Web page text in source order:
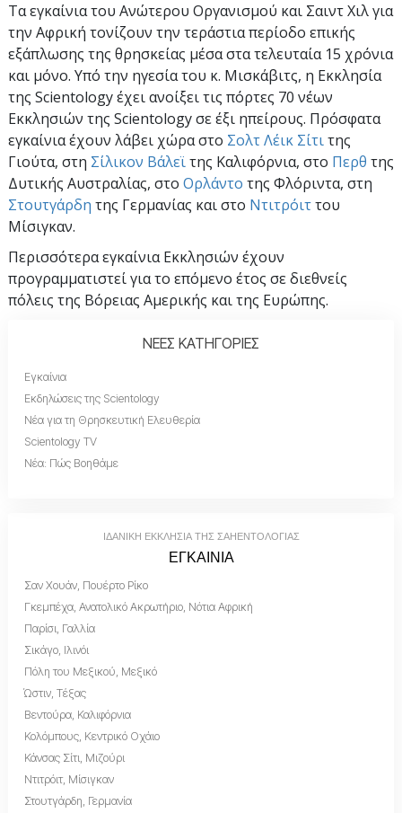
Τα εγκαίνια του Ανώτερου Οργανισμού και Σαιντ Χιλ για
την Αφρική τονίζουν την τεράστια περίοδο επικής
εξάπλωσης της θρησκείας μέσα στα τελευταία 15 χρόνια
και μόνο. Υπό την ηγεσία του κ. Μισκάβιτς, η Εκκλησία
της Scientology έχει ανοίξει τις πόρτες 70 νέων
Εκκλησιών της Scientology σε έξι ηπείρους. Πρόσφατα
εγκαίνια έχουν λάβει χώρα στο Σολτ Λέικ Σίτιτης
Γιούτα, στη Σίλικον Βάλεϊτης Καλιφόρνια, στο Περθ της
Δυτικής Αυστραλίας, στο Ορλάντο της Φλόριντα, στη
Στουτγάρδη της Γερμανίας και στο Ντιτρόιττου
Μίσιγκαν.
Περισσότερα εγκαίνια Εκκλησιών έχουν
προγραμματιστεί για το επόμενο έτος σε διεθνείς
πόλεις της Βόρειας Αμερικής και της Ευρώπης.
ΝΕΕΣ ΚΑΤΗΓΟΡΙΕΣ
Εγκαίνια
Εκδηλώσεις της Scientology
Νέα για τη Θρησκευτική Ελευθερία
Scientology TV
Νέα: Πώς Βοηθάμε
ΙΔΑΝΙΚΗ ΕΚΚΛΗΣΙΑ ΤΗΣ ΣΑΗΕΝΤΟΛΟΓΙΑΣ
ΕΓΚΑΙΝΙΑ
Σαν Χουάν, Πουέρτο Ρίκο
Γκεμπέχα, Ανατολικό Ακρωτήριο, Νότια Αφρική
Παρίσι, Γαλλία
Σικάγο, Ιλινόι
Πόλη του Μεξικού, Μεξικό
Ώστιν, Τέξας
Βεντούρα, Καλιφόρνια
Κολόμπους, Κεντρικό Οχάιο
Κάνσας Σίτι, Μιζούρι
Ντιτρόιτ, Μίσιγκαν
Στουτγάρδη, Γερμανία